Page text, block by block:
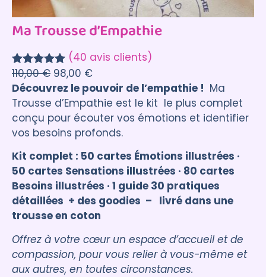
Ma Trousse d’Empathie
Noté5.00
sur 5
basé sur
40
notations
client
(40 avis clients)
110,00€ 98,00 €
Découvrez le pouvoir de l’empathie ! Ma
Trousse d’Empathie est le kit le plus complet
conçu pour écouter vos émotions et identifier
vos besoins profonds.
Kit complet : 50 cartes Émotions illustrées ·
50 cartes Sensations illustrées · 80 cartes
Besoins illustrées · 1 guide 30 pratiques
détaillées + des goodies – livré dans une
trousse en coton
Offrez à votre cœur un espace d’accueil et de
compassion, pour vous relier à vous-même et
aux autres, en toutes circonstances.